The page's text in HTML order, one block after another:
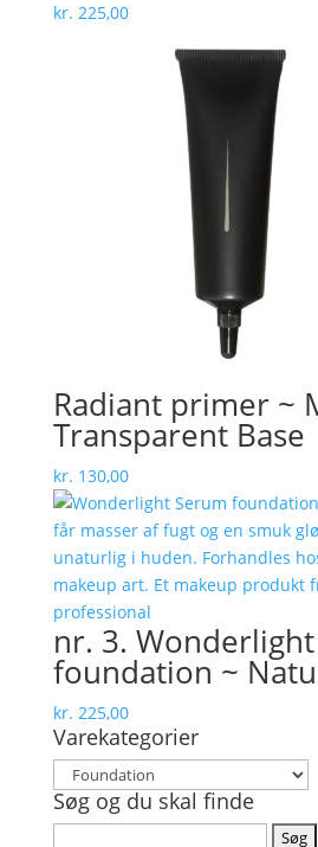
kr. 225,00
Radiant primer ~
Transparent Base
kr. 130,00
nr. 3.
foundation ~
kr. 225,00
Varekategorier
Søg og du skal finde